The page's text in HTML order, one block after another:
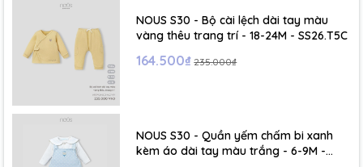
NOUS S30 - Bộ cài lệch dài tay màu
vàng thêu trang trí - 18-24M - SS26.T5C
164.500₫ 235.000₫
NOUS S30 - Quần yếm chấm bi xanh
kèm áo dài tay màu trắng - 6-9M -